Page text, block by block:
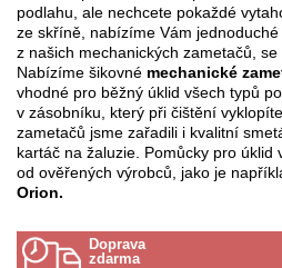
podlahu, ale nechcete pokaždé
ze skříně, nabízíme Vám
z našich mechanických zametačů,
Nabízíme šikovné mechanické
vhodné pro běžný úklid všech typů
v zásobníku, který při čištění
zametačů jsme zařadili i kvalitní
kartáč na žaluzie. Pomůcky pro úklid
od ověřených výrobců, jako je
Orion.
Doprava
zdarma